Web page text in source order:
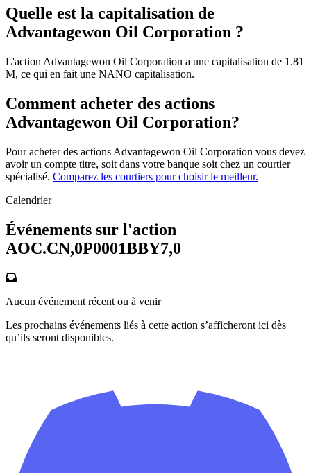
Quelle est la capitalisation de
Advantagewon Oil Corporation ?
L'action Advantagewon Oil Corporation a une capitalisation de 1.81
M, ce qui en fait une NANO capitalisation.
Comment acheter des actions
Advantagewon Oil Corporation?
Pour acheter des actions Advantagewon Oil Corporation vous devez
avoir un compte titre, soit dans votre banque soit chez un courtier
spécialisé. Comparez les courtiers pour choisir le meilleur.
Calendrier
Événements sur l'action
AOC.CN,0P0001BBY7,0
Aucun événement récent ou à venir
Les prochains événements liés à cette action s’afficheront ici dès
qu’ils seront disponibles.